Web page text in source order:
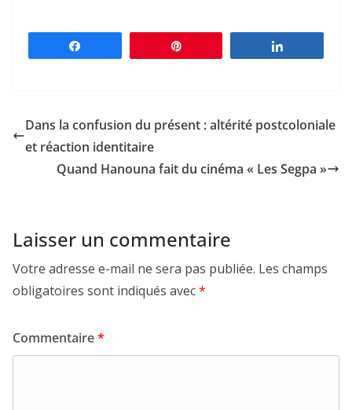
Dans la confusion du présent : altérité postcoloniale
et réaction identitaire
Quand Hanouna fait du cinéma « Les Segpa »
Laisser un commentaire
Votre adresse e-mail ne sera pas publiée. Les champs
obligatoires sont indiqués avec*
Commentaire*